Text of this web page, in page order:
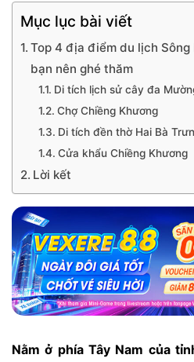
Mục lục bài viết
Top 4 địa điểm du lịch Sông
bạn nên ghé thăm
Di tích lịch sử cây đa
Chợ Chiềng Khương
Di tích đền thờ Hai Bà
Cửa khẩu Chiềng Khương
Lời kết
Nằm ở phía Tây Nam của